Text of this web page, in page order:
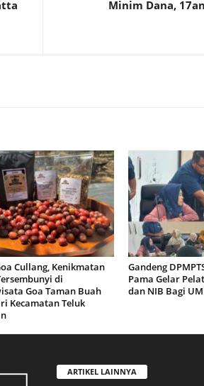
Minim Dana,
Cullang, Kenikmatan
di
Goa Taman Buah
Kecamatan Teluk
Gandeng
Pama Gelar
dan NIB Bagi
ARTIKEL LAINNYA